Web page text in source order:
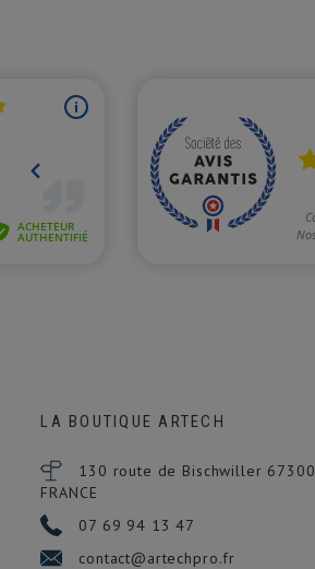
LA BOUTIQUE ARTECH
130 route de Bischwiller 67300
FRANCE
07 69 94 13 47
contact@artechpro.fr